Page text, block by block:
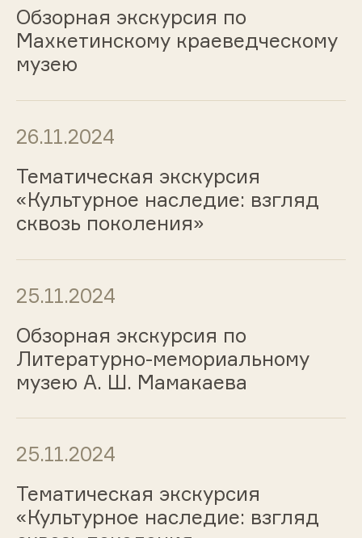
Обзорная экскурсия по
Махкетинскому краеведческому
музею
26.11.2024
Тематическая экскурсия
«Культурное наследие: взгляд
сквозь поколения»
25.11.2024
Обзорная экскурсия по
Литературно-мемориальному
музею А. Ш. Мамакаева
25.11.2024
Тематическая экскурсия
«Культурное наследие: взгляд